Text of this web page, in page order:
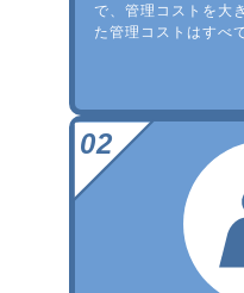
で、管理コストを大
た管理コストはすべ